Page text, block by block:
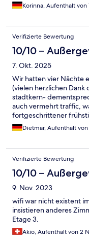
Korinna, Aufenthalt von
Verifizierte Bewertung
10/10 –
7. Okt. 2025
Wir hatten vier Nächte
(vielen herzlichen Dank
stadtkern-
auch vermehrt traffic,
fortgeschrittener
Bei uns waren die
aufgebraucht. Geht
Dietmar, Aufenthalt
Verifizierte Bewertung
10/10 –
9. Nov. 2023
wifi war nicht existent
insistieren anderes
Etage 3.
Akio, Aufenthalt von 2